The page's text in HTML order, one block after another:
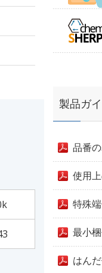
製品ガ
品番
使用
特殊
最小
はん